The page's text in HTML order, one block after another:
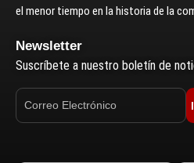
el menor tiempo en la historia de la
Newsletter
Suscríbete a nuestro boletín de